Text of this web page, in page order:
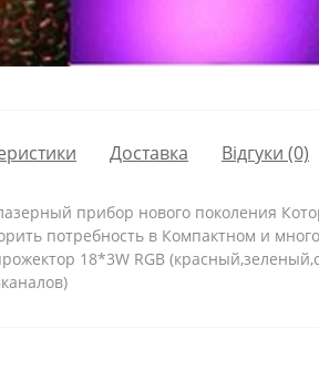
Доставка Відгуки (0)
прибор нового поколения
потребность в Компактном и
18*3W RGB